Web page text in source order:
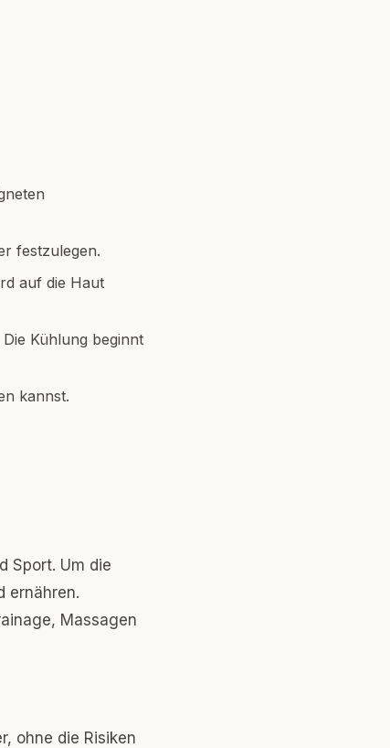
festzulegen.
auf die Haut
Kühlung beginnt
kannst.
Sport. Um die
ernähren.
Massagen
ohne die Risiken